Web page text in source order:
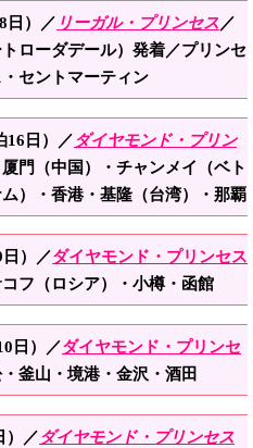
日）／ リーガル・プリンセス ／
ローダデール）発着／プリンセ
セントマーティン
16日）／ダイヤモンド・プリン
門（中国）・チャンメイ（ベト
）・香港・基隆（台湾）・那覇
日）／ダイヤモンド・プリンセス
フ（ロシア）・小樽・函館
日）／ダイヤモンド・プリンセ
釜山・境港・金沢・酒田
）／ダイヤモンド・プリンセス